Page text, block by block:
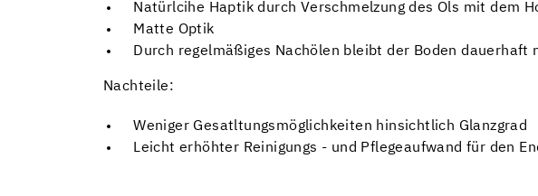
Natürlcihe Haptik durch Verschmelzung des Öls mit dem
Matte Optik
Durch regelmäßiges Nachölen bleibt der Boden dauerhaft
Nachteile:
Weniger Gesatltungsmöglichkeiten hinsichtlich Glanzgrad
Leicht erhöhter Reinigungs - und Pflegeaufwand für den